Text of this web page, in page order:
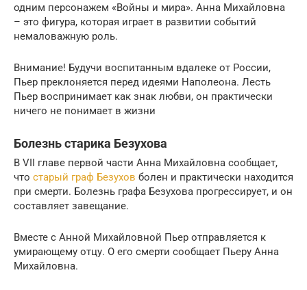
одним персонажем «Войны и мира». Анна Михайловна
– это фигура, которая играет в развитии событий
немаловажную роль.
Внимание! Будучи воспитанным вдалеке от России,
Пьер преклоняется перед идеями Наполеона. Лесть
Пьер воспринимает как знак любви, он практически
ничего не понимает в жизни
Болезнь старика Безухова
В VII главе первой части Анна Михайловна сообщает,
что старый граф Безухов болен и практически находится
при смерти. Болезнь графа Безухова прогрессирует, и он
составляет завещание.
Вместе с Анной Михайловной Пьер отправляется к
умирающему отцу. О его смерти сообщает Пьеру Анна
Михайловна.